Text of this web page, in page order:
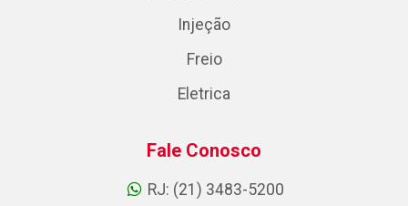
Injeção
Freio
Eletrica
Fale Conosco
RJ: (21) 3483-5200